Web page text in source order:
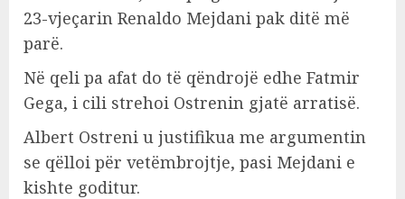
23-vjeçarin Renaldo Mejdani pak ditë më
parë.
Në qeli pa afat do të qëndrojë edhe Fatmir
Gega, i cili strehoi Ostrenin gjatë arratisë.
Albert Ostreni u justifikua me argumentin
se qëlloi për vetëmbrojtje, pasi Mejdani e
kishte goditur.